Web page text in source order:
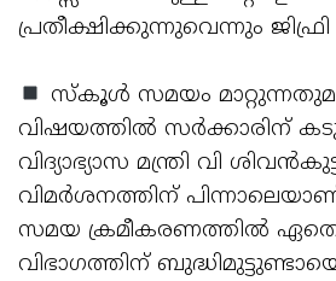
പ്രതീക്ഷിക്കുന്നുവെന്നും
സ്‌കൂള്‍ സമയം
വിഷയത്തില്‍ സര്‍ക്കാരിന്
വിദ്യാഭ്യാസ മന്ത്രി വി
വിമര്‍ശനത്തിന്
സമയ ക്രമീകരണത്തില്‍
വിഭാഗത്തിന്